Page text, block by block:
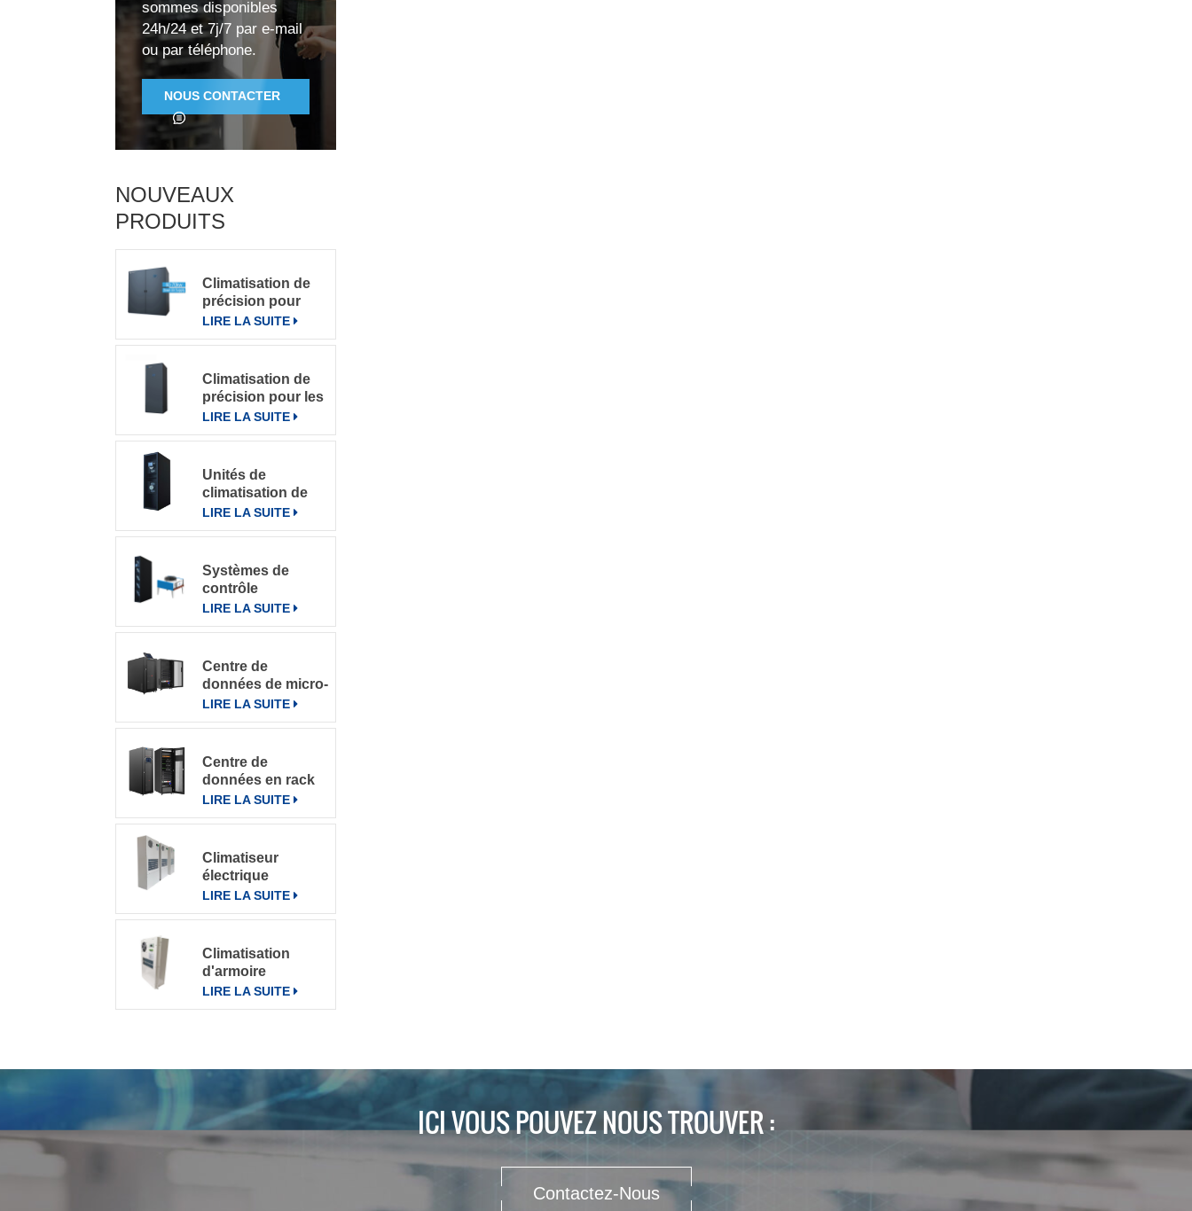
sommes disponibles
24h/24 et 7j/7 par e-mail
ou par téléphone.
NOUS CONTACTER
NOUVEAUX
PRODUITS
Climatisation de
précision pour
grande salle de
serveurs
LIRE LA SUITE
Climatisation de
précision pour les
salles
informatiques
LIRE LA SUITE
Unités de
climatisation de
précision à
refroidissement
LIRE LA SUITE
Systèmes de
contrôle
intelligents pour
climatiseurs de
rangée DataRow
Series dans les
données
LIRE LA SUITE
Centre de
données de micro-
rack intégré
LIRE LA SUITE
Centre de
données en rack
pour divers
environnements
LIRE LA SUITE
Climatiseur
électrique
d'armoire de
télécommunication
LIRE LA SUITE
Climatisation
d'armoire
électrique de
communication
LIRE LA SUITE
ICI VOUS POUVEZ NOUS TROUVER :
Contactez-Nous